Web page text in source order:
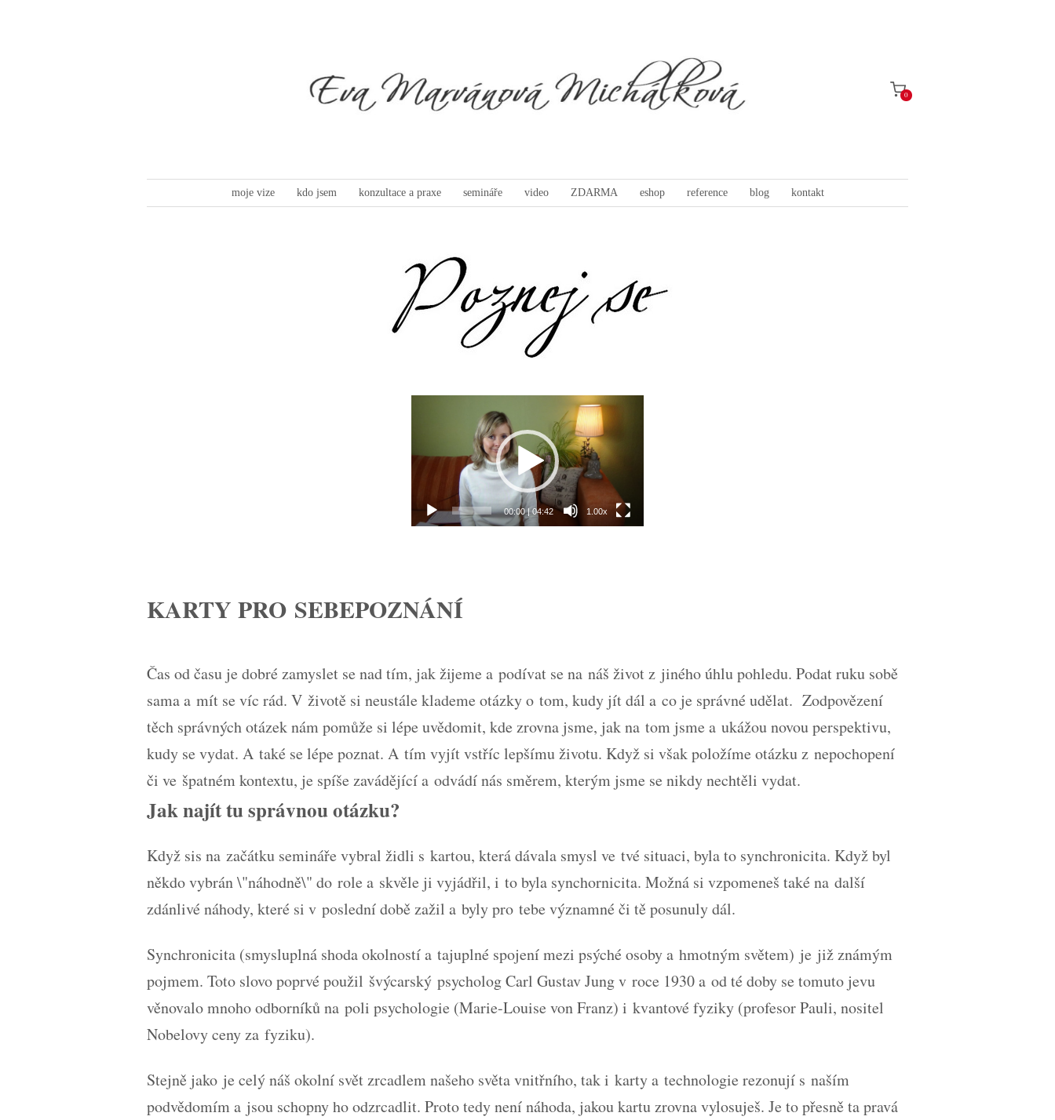
0
moje vize kdo jsem konzultace a praxe semináře video ZDARMA eshop reference blog kontakt
00:00|04:42 1.00x
KARTY PRO SEBEPOZNÁNÍ
Čas od času je dobré zamyslet se nad tím, jak žijeme a podívat se na náš život z jiného úhlu pohledu. Podat ruku sobě
sama a mít se víc rád. V životě si neustále klademe otázky o tom, kudy jít dál a co je správné udělat. Zodpovězení
těch správných otázek nám pomůže si lépe uvědomit, kde zrovna jsme, jak na tom jsme a ukážou novou perspektivu,
kudy se vydat. A také se lépe poznat. A tím vyjít vstříc lepšímu životu. Když si však položíme otázku z nepochopení
či ve špatném kontextu, je spíše zavádějící a odvádí nás směrem, kterým jsme se nikdy nechtěli vydat.
Jak najít tu správnou otázku?
Když sis na začátku semináře vybral židli s kartou, která dávala smysl ve tvé situaci, byla to synchronicita. Když byl
někdo vybrán \"náhodně\" do role a skvěle ji vyjádřil, i to byla synchornicita. Možná si vzpomeneš také na další
zdánlivé náhody, které si v poslední době zažil a byly pro tebe významné či tě posunuly dál.
Synchronicita (smysluplná shoda okolností a tajuplné spojení mezi psýché osoby a hmotným světem) je již známým
pojmem. Toto slovo poprvé použil švýcarský psycholog Carl Gustav Jung v roce 1930 a od té doby se tomuto jevu
věnovalo mnoho odborníků na poli psychologie (Marie-Louise von Franz) i kvantové fyziky (profesor Pauli, nositel
Nobelovy ceny za fyziku).
Stejně jako je celý náš okolní svět zrcadlem našeho světa vnitřního, tak i karty a technologie rezonují s naším
podvědomím a jsou schopny ho odzrcadlit. Proto tedy není náhoda, jakou kartu zrovna vylosuješ. Je to přesně ta pravá